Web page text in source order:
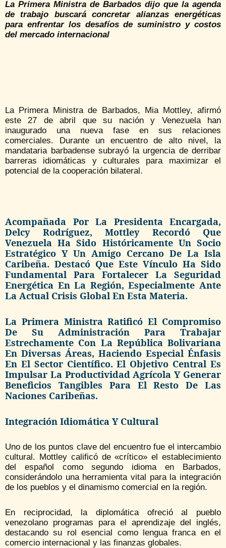
La Primera Ministra de Barbados dijo que la agenda
de trabajo buscará concretar alianzas energéticas
para enfrentar los desafíos de suministro y costos
del mercado internacional
La Primera Ministra de Barbados, Mia Mottley, afirmó
este 27 de abril que su nación y Venezuela han
inaugurado una nueva fase en sus relaciones
comerciales. Durante un encuentro de alto nivel, la
mandataria barbadense subrayó la urgencia de derribar
barreras idiomáticas y culturales para maximizar el
potencial de la cooperación bilateral.
Acompañada Por La Presidenta Encargada,
Delcy Rodríguez, Mottley Recordó Que
Venezuela Ha Sido Históricamente Un Socio
Estratégico Y Un Amigo Cercano De La Isla
Caribeña. Destacó Que Este Vínculo Ha Sido
Fundamental Para Fortalecer La Seguridad
Energética En La Región, Especialmente Ante
La Actual Crisis Global En Esta Materia.
La Primera Ministra Ratificó El Compromiso
De Su Administración Para Trabajar
Estrechamente Con La República Bolivariana
En Diversas Áreas, Haciendo Especial Énfasis
En El Sector Científico. El Objetivo Central Es
Impulsar La Productividad Agrícola Y Generar
Beneficios Tangibles Para El Resto De Las
Naciones Caribeñas.
Integración Idiomática Y Cultural
Uno de los puntos clave del encuentro fue el intercambio
cultural. Mottley calificó de «crítico» el establecimiento
del español como segundo idioma en Barbados,
considerándolo una herramienta vital para la integración
de los pueblos y el dinamismo comercial en la región.
En reciprocidad, la diplomática ofreció al pueblo
venezolano programas para el aprendizaje del inglés,
destacando su rol esencial como lengua franca en el
comercio internacional y las finanzas globales.